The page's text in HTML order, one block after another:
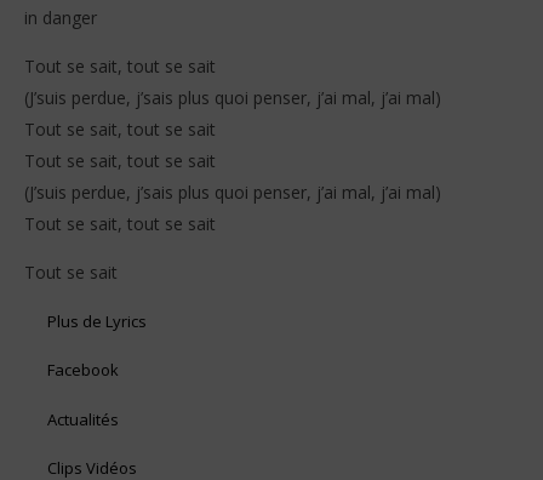
in danger
Tout se sait, tout se sait
(J’suis perdue, j’sais plus quoi penser, j’ai mal, j’ai mal)
Tout se sait, tout se sait
Tout se sait, tout se sait
(J’suis perdue, j’sais plus quoi penser, j’ai mal, j’ai mal)
Tout se sait, tout se sait
Tout se sait
Plus de Lyrics
Facebook
Actualités
Clips Vidéos